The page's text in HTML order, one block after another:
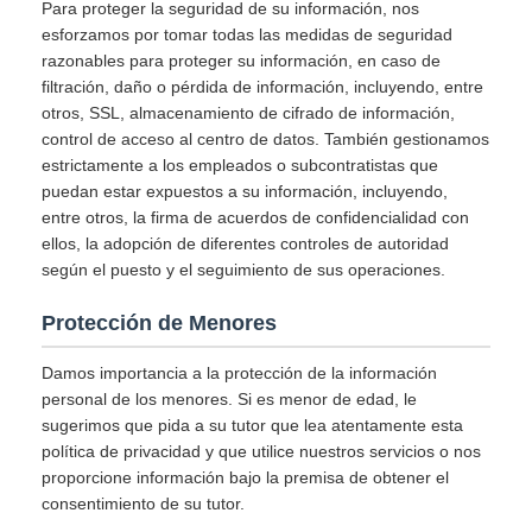
Para proteger la seguridad de su información, nos
esforzamos por tomar todas las medidas de seguridad
razonables para proteger su información, en caso de
filtración, daño o pérdida de información, incluyendo, entre
otros, SSL, almacenamiento de cifrado de información,
control de acceso al centro de datos. También gestionamos
estrictamente a los empleados o subcontratistas que
puedan estar expuestos a su información, incluyendo,
entre otros, la firma de acuerdos de confidencialidad con
ellos, la adopción de diferentes controles de autoridad
según el puesto y el seguimiento de sus operaciones.
Protección de Menores
Damos importancia a la protección de la información
personal de los menores. Si es menor de edad, le
sugerimos que pida a su tutor que lea atentamente esta
política de privacidad y que utilice nuestros servicios o nos
proporcione información bajo la premisa de obtener el
consentimiento de su tutor.